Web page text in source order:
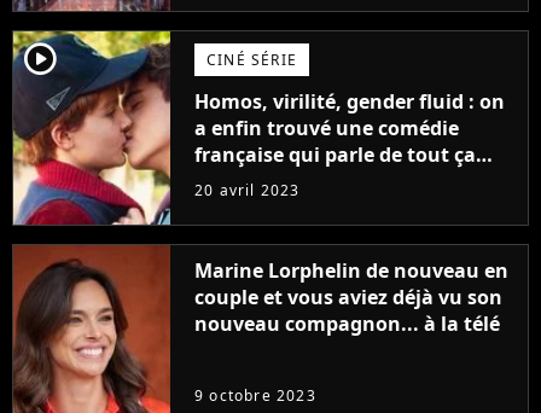
player2 CINÉ SÉRIE
Homos, virilité, gender fluid : on
a enfin trouvé une comédie
française qui parle de tout ça
sans être super ringarde
20 avril 2023
Marine Lorphelin de nouveau en
couple et vous aviez déjà vu son
nouveau compagnon... à la télé
9 octobre 2023